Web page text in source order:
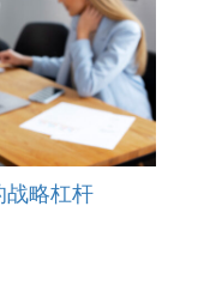
战略杠杆